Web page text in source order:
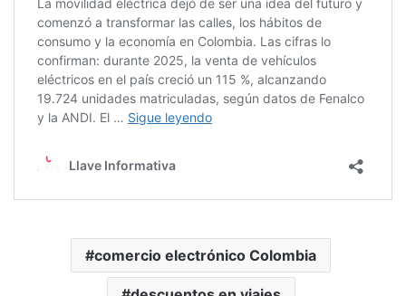
comercio electrónico Colombia